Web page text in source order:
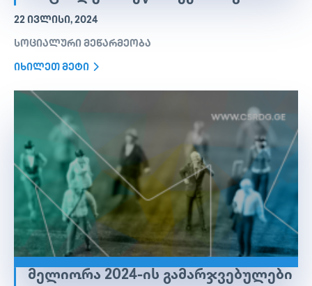
22 ᲘᲕᲚᲘᲡᲘ, 2024
სოციალური მეწარმეობა
იხილეთ მეტი
ᲛᲔᲚᲘᲝᲠᲐ 2024-ᲘᲡ ᲒᲐᲛᲐᲠᲯᲕᲔᲑᲣᲚᲔᲑᲘ